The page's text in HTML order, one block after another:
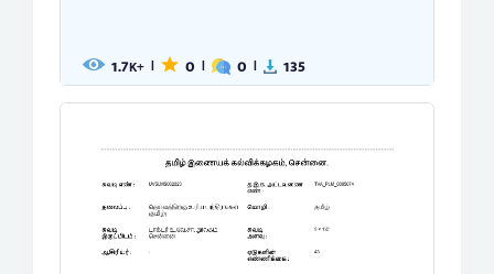
1.7K+ | 0 | 0 | 135